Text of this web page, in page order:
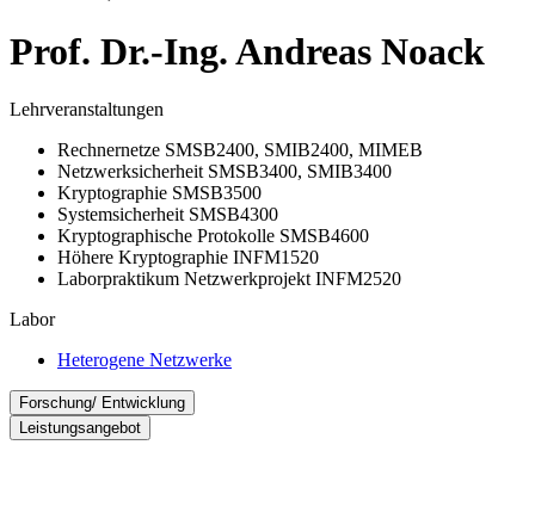
Prof. Dr.-Ing. An­dre­as Noack
Lehrveranstaltungen
Rechnernetze SMSB2400, SMIB2400, MIMEB
Netzwerksicherheit SMSB3400, SMIB3400
Kryptographie SMSB3500
Systemsicherheit SMSB4300
Kryptographische Protokolle SMSB4600
Höhere Kryptographie INFM1520
Laborpraktikum Netzwerkprojekt INFM2520
Labor
Heterogene Netzwerke
Forschung/ Entwicklung
Internet der Dinge, Smarthome Protokolle
Leistungsangebot